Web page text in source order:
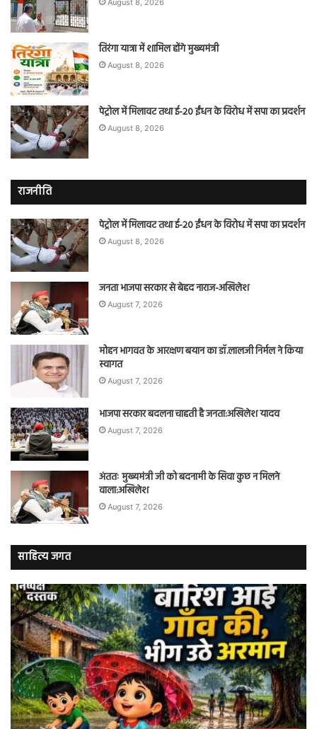
August 8, 2026
तिरंगा यात्रा में शामिल होंगे मुख्यमंत्री
August 8, 2026
पेट्रोल में मिलावट तथा ई-20 ईंधन के विरोध में सपा का प्रदर्शन
August 8, 2026
राजनीति
पेट्रोल में मिलावट तथा ई-20 ईंधन के विरोध में सपा का प्रदर्शन
August 8, 2026
जनता भाजपा सरकार से बेहद नाराज-अखिलेश
August 7, 2026
मोहन भागवत के आरक्षण बयान का डॉ.लालजी निर्मल ने किया
स्वागत
August 7, 2026
भाजपा सरकार बदलना चाहती है जनता:अखिलेश यादव
August 7, 2026
अंततः मुख्यमंत्री जी को बदनामी के सिवा कुछ न मिलने
वाला:अखिलेश
August 7, 2026
साहित्य जगत